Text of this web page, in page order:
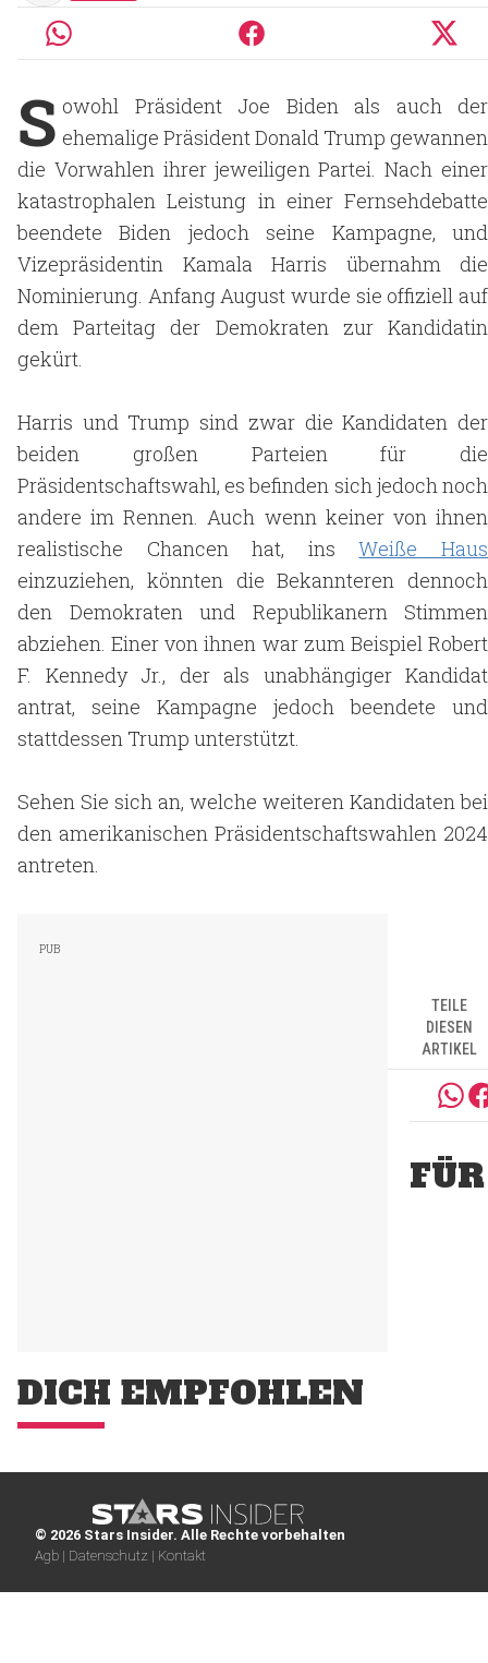
S owohl Präsident Joe Biden als auch der
ehemalige Präsident Donald Trump gewannen
die Vorwahlen ihrer jeweiligen Partei. Nach einer
katastrophalen Leistung in einer Fernsehdebatte
beendete Biden jedoch seine Kampagne, und
Vizepräsidentin Kamala Harris übernahm die
Nominierung. Anfang August wurde sie offiziell auf
dem Parteitag der Demokraten zur Kandidatin
gekürt.
Harris und Trump sind zwar die Kandidaten der
beiden großen Parteien für die
Präsidentschaftswahl, es befinden sich jedoch noch
andere im Rennen. Auch wenn keiner von ihnen
realistische Chancen hat, insWeiße Haus
einzuziehen, könnten die Bekannteren dennoch
den Demokraten und Republikanern Stimmen
abziehen. Einer von ihnen war zum Beispiel Robert
F. Kennedy Jr., der als unabhängiger Kandidat
antrat, seine Kampagne jedoch beendete und
stattdessen Trump unterstützt.
Sehen Sie sich an, welche weiteren Kandidaten bei
den amerikanischen Präsidentschaftswahlen 2024
antreten.
TEILE
DIESEN
ARTIKEL
FÜR
DICH EMPFOHLEN
© 2026 Stars Insider. Alle Rechte vorbehalten
Agb | Datenschutz | Kontakt